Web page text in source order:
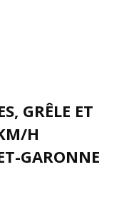
GRÊLE ET
H
GARONNE